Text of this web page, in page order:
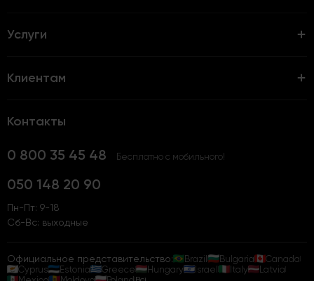
Услуги
Клиентам
Контакты
0 800 35 45 48 Бесплатно с мобильного!
050 148 20 90
Пн-Пт: 9-18
Сб-Вс: выходные
Официальное представительство: Brazil Bulgaria
Canada
Cyprus
Estonia Greece Hungary Israel Italy
Latvia